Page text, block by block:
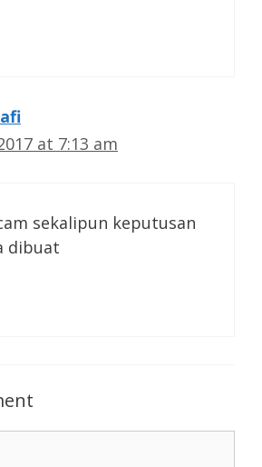
at 7:13 am
sekalipun keputusan
dibuat